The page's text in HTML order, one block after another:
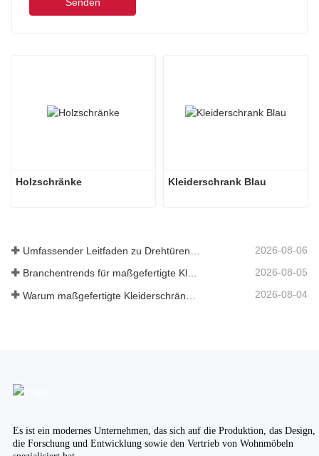
Holzschränke Kleiderschrank Blau
2026-08-06
Branchentrends für maßgefertigte Kleiderschränke und Küchenschränke 2026 2026-08-05
2026-08-04
Es ist ein modernes Unternehmen, das sich auf die Produktion, das Design,
die Forschung und Entwicklung sowie den Vertrieb von Wohnmöbeln